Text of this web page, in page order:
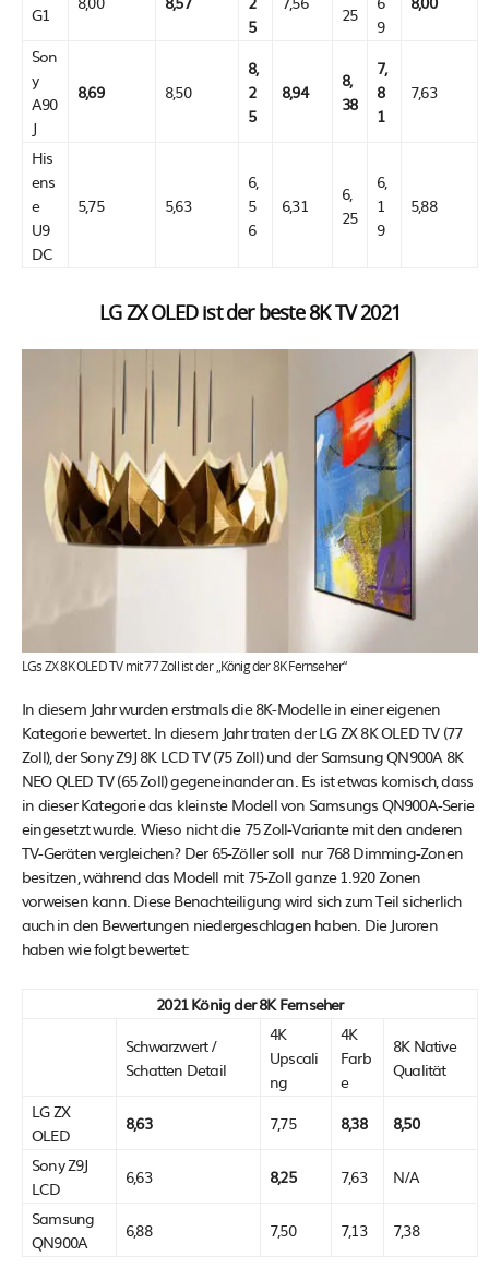
G1
5
25
9
Son
y
A90
J
8,69 8,50
8,
2
5
8,94
8,
38
7,
8
1
7,63
His
ens
e
U9
DC
5,75 5,63
6,
5
6
6,31
6,
25
6,
1
9
5,88
LG ZX OLED ist der beste 8K TV 2021
LGs ZX 8K OLED TV mit 77 Zoll ist der „König der 8K Fernseher“
In diesem Jahr wurden erstmals die 8K-Modelle in einer eigenen
Kategorie bewertet. In diesem Jahr traten der LG ZX 8K OLED TV (77
Zoll), der Sony Z9J 8K LCD TV (75 Zoll) und der Samsung QN900A 8K
NEO QLED TV (65 Zoll) gegeneinander an. Es ist etwas komisch, dass
in dieser Kategorie das kleinste Modell von Samsungs QN900A-Serie
eingesetzt wurde. Wieso nicht die 75 Zoll-Variante mit den anderen
TV-Geräten vergleichen? Der 65-Zöller soll nur 768 Dimming-Zonen
besitzen, während das Modell mit 75-Zoll ganze 1.920 Zonen
vorweisen kann. Diese Benachteiligung wird sich zum Teil sicherlich
auch in den Bewertungen niedergeschlagen haben. Die Juroren
haben wie folgt bewertet:
2021 König der 8K Fernseher
Schwarzwert /
Schatten Detail
4K
Upscali
ng
4K
Farb
e
8K Native
Qualität
LG ZX
OLED
8,63 7,75 8,38
8,50
Sony Z9J
LCD
6,63 8,25 7,63
N/A
Samsung
QN900A
6,88 7,50 7,13 7,38